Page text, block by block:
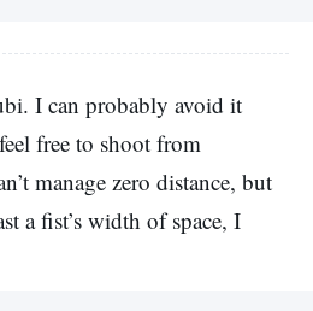
I can probably avoid it
free to shoot from
manage zero distance, but
a fist’s width of space, I